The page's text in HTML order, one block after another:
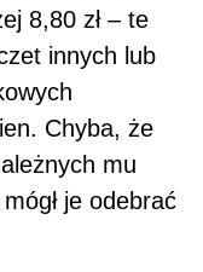
8,80 zł – te
innych lub
Chyba, że
mu
je odebrać